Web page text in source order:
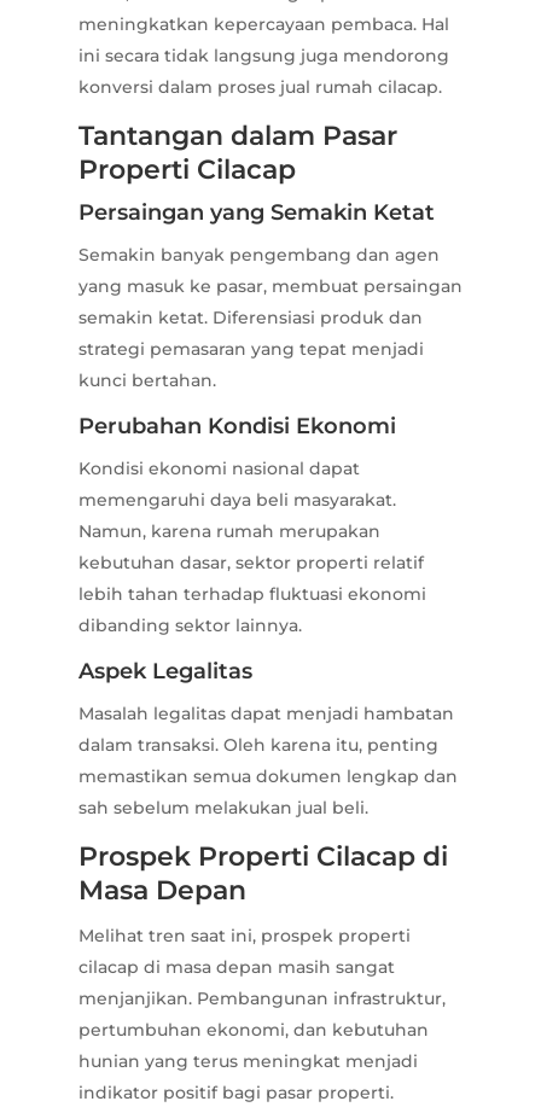
meningkatkan kepercayaan pembaca. Hal
ini secara tidak langsung juga mendorong
konversi dalam proses jual rumah cilacap.
Tantangan dalam Pasar
Properti Cilacap
Persaingan yang Semakin Ketat
Semakin banyak pengembang dan agen
yang masuk ke pasar, membuat persaingan
semakin ketat. Diferensiasi produk dan
strategi pemasaran yang tepat menjadi
kunci bertahan.
Perubahan Kondisi Ekonomi
Kondisi ekonomi nasional dapat
memengaruhi daya beli masyarakat.
Namun, karena rumah merupakan
kebutuhan dasar, sektor properti relatif
lebih tahan terhadap fluktuasi ekonomi
dibanding sektor lainnya.
Aspek Legalitas
Masalah legalitas dapat menjadi hambatan
dalam transaksi. Oleh karena itu, penting
memastikan semua dokumen lengkap dan
sah sebelum melakukan jual beli.
Prospek Properti Cilacap di
Masa Depan
Melihat tren saat ini, prospek properti
cilacap di masa depan masih sangat
menjanjikan. Pembangunan infrastruktur,
pertumbuhan ekonomi, dan kebutuhan
hunian yang terus meningkat menjadi
indikator positif bagi pasar properti.